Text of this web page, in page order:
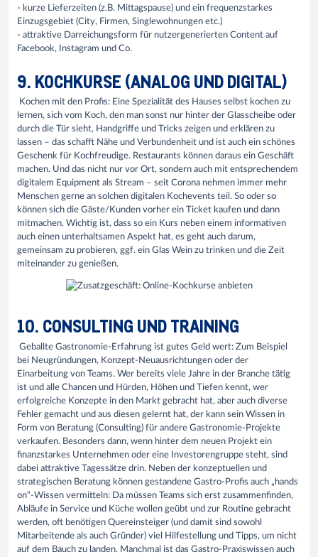
- kurze Lieferzeiten (z.B. Mittagspause) und ein frequenzstarkes
Einzugsgebiet (City, Firmen, Singlewohnungen etc.)
- attraktive Darreichungsform für nutzergenerierten Content auf
Facebook, Instagram und Co.
9. KOCHKURSE (ANALOG UND DIGITAL)
Kochen mit den Profis: Eine Spezialität des Hauses selbst kochen zu
lernen, sich vom Koch, den man sonst nur hinter der Glasscheibe oder
durch die Tür sieht, Handgriffe und Tricks zeigen und erklären zu
lassen – das schafft Nähe und Verbundenheit und ist auch ein schönes
Geschenk für Kochfreudige. Restaurants können daraus ein Geschäft
machen. Und das nicht nur vor Ort, sondern auch mit entsprechendem
digitalem Equipment als Stream – seit Corona nehmen immer mehr
Menschen gerne an solchen digitalen Kochevents teil. So oder so
können sich die Gäste/Kunden vorher ein Ticket kaufen und dann
mitmachen. Wichtig ist, dass so ein Kurs neben einem informativen
auch einen unterhaltsamen Aspekt hat, es geht auch darum,
gemeinsam zu probieren, ggf. ein Glas Wein zu trinken und die Zeit
miteinander zu genießen.
10. CONSULTING UND TRAINING
Geballte Gastronomie-Erfahrung ist gutes Geld wert: Zum Beispiel
bei Neugründungen, Konzept-Neuausrichtungen oder der
Einarbeitung von Teams. Wer bereits viele Jahre in der Branche tätig
ist und alle Chancen und Hürden, Höhen und Tiefen kennt, wer
erfolgreiche Konzepte in den Markt gebracht hat, aber auch diverse
Fehler gemacht und aus diesen gelernt hat, der kann sein Wissen in
Form von Beratung (Consulting) für andere Gastronomie-Projekte
verkaufen. Besonders dann, wenn hinter dem neuen Projekt ein
finanzstarkes Unternehmen oder eine Investorengruppe steht, sind
dabei attraktive Tagessätze drin. Neben der konzeptuellen und
strategischen Beratung können gestandene Gastro-Profis auch „hands
on“-Wissen vermitteln: Da müssen Teams sich erst zusammenfinden,
Abläufe in Service und Küche wollen geübt und zur Routine gebracht
werden, oft benötigen Quereinsteiger (und damit sind sowohl
Mitarbeitende als auch Gründer) viel Hilfestellung und Tipps, um nicht
auf dem Bauch zu landen. Manchmal ist das Gastro-Praxiswissen auch